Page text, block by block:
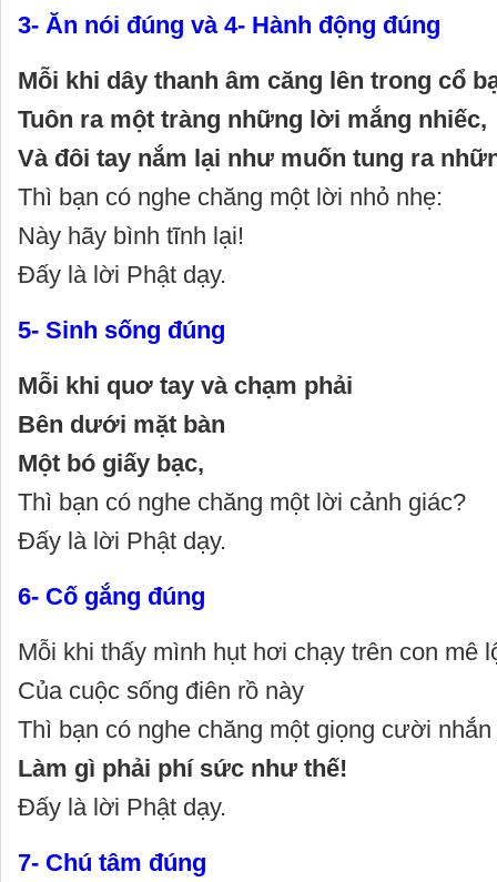
3- Ăn nói đúng và 4- Hành động đúng
Mỗi khi dây thanh âm căng lên trong cổ
Tuôn ra một tràng những lời mắng nhiếc,
Và đôi tay nắm lại như muốn tung ra
Thì bạn có nghe chăng một lời nhỏ nhẹ:
Này hãy bình tĩnh lại!
Đấy là lời Phật dạy.
5- Sinh sống đúng
Mỗi khi quơ tay và chạm phải
Bên dưới mặt bàn
Một bó giấy bạc,
Thì bạn có nghe chăng một lời cảnh giác?
Đấy là lời Phật dạy.
6- Cố gắng đúng
Mỗi khi thấy mình hụt hơi chạy trên con mê
Của cuộc sống điên rồ này
Thì bạn có nghe chăng một giọng cười nhắn
Làm gì phải phí sức như thế!
Đấy là lời Phật dạy.
7- Chú tâm đúng